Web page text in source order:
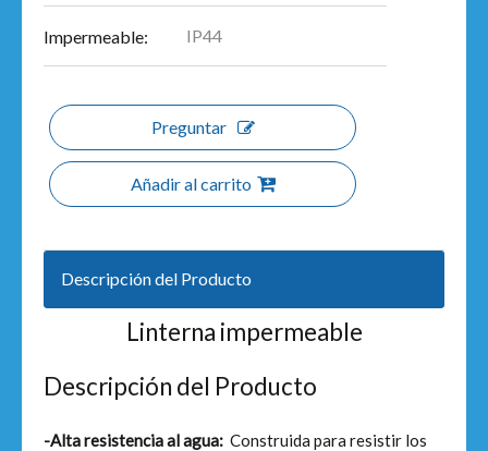
Impermeable: IP44
Preguntar
Añadir al carrito
Descripción del Producto
Linterna impermeable
Descripción del Producto
-Alta resistencia al agua: Construida para resistir los